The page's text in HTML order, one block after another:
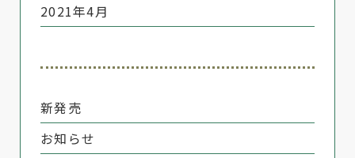
2021年4月
新発売
お知らせ